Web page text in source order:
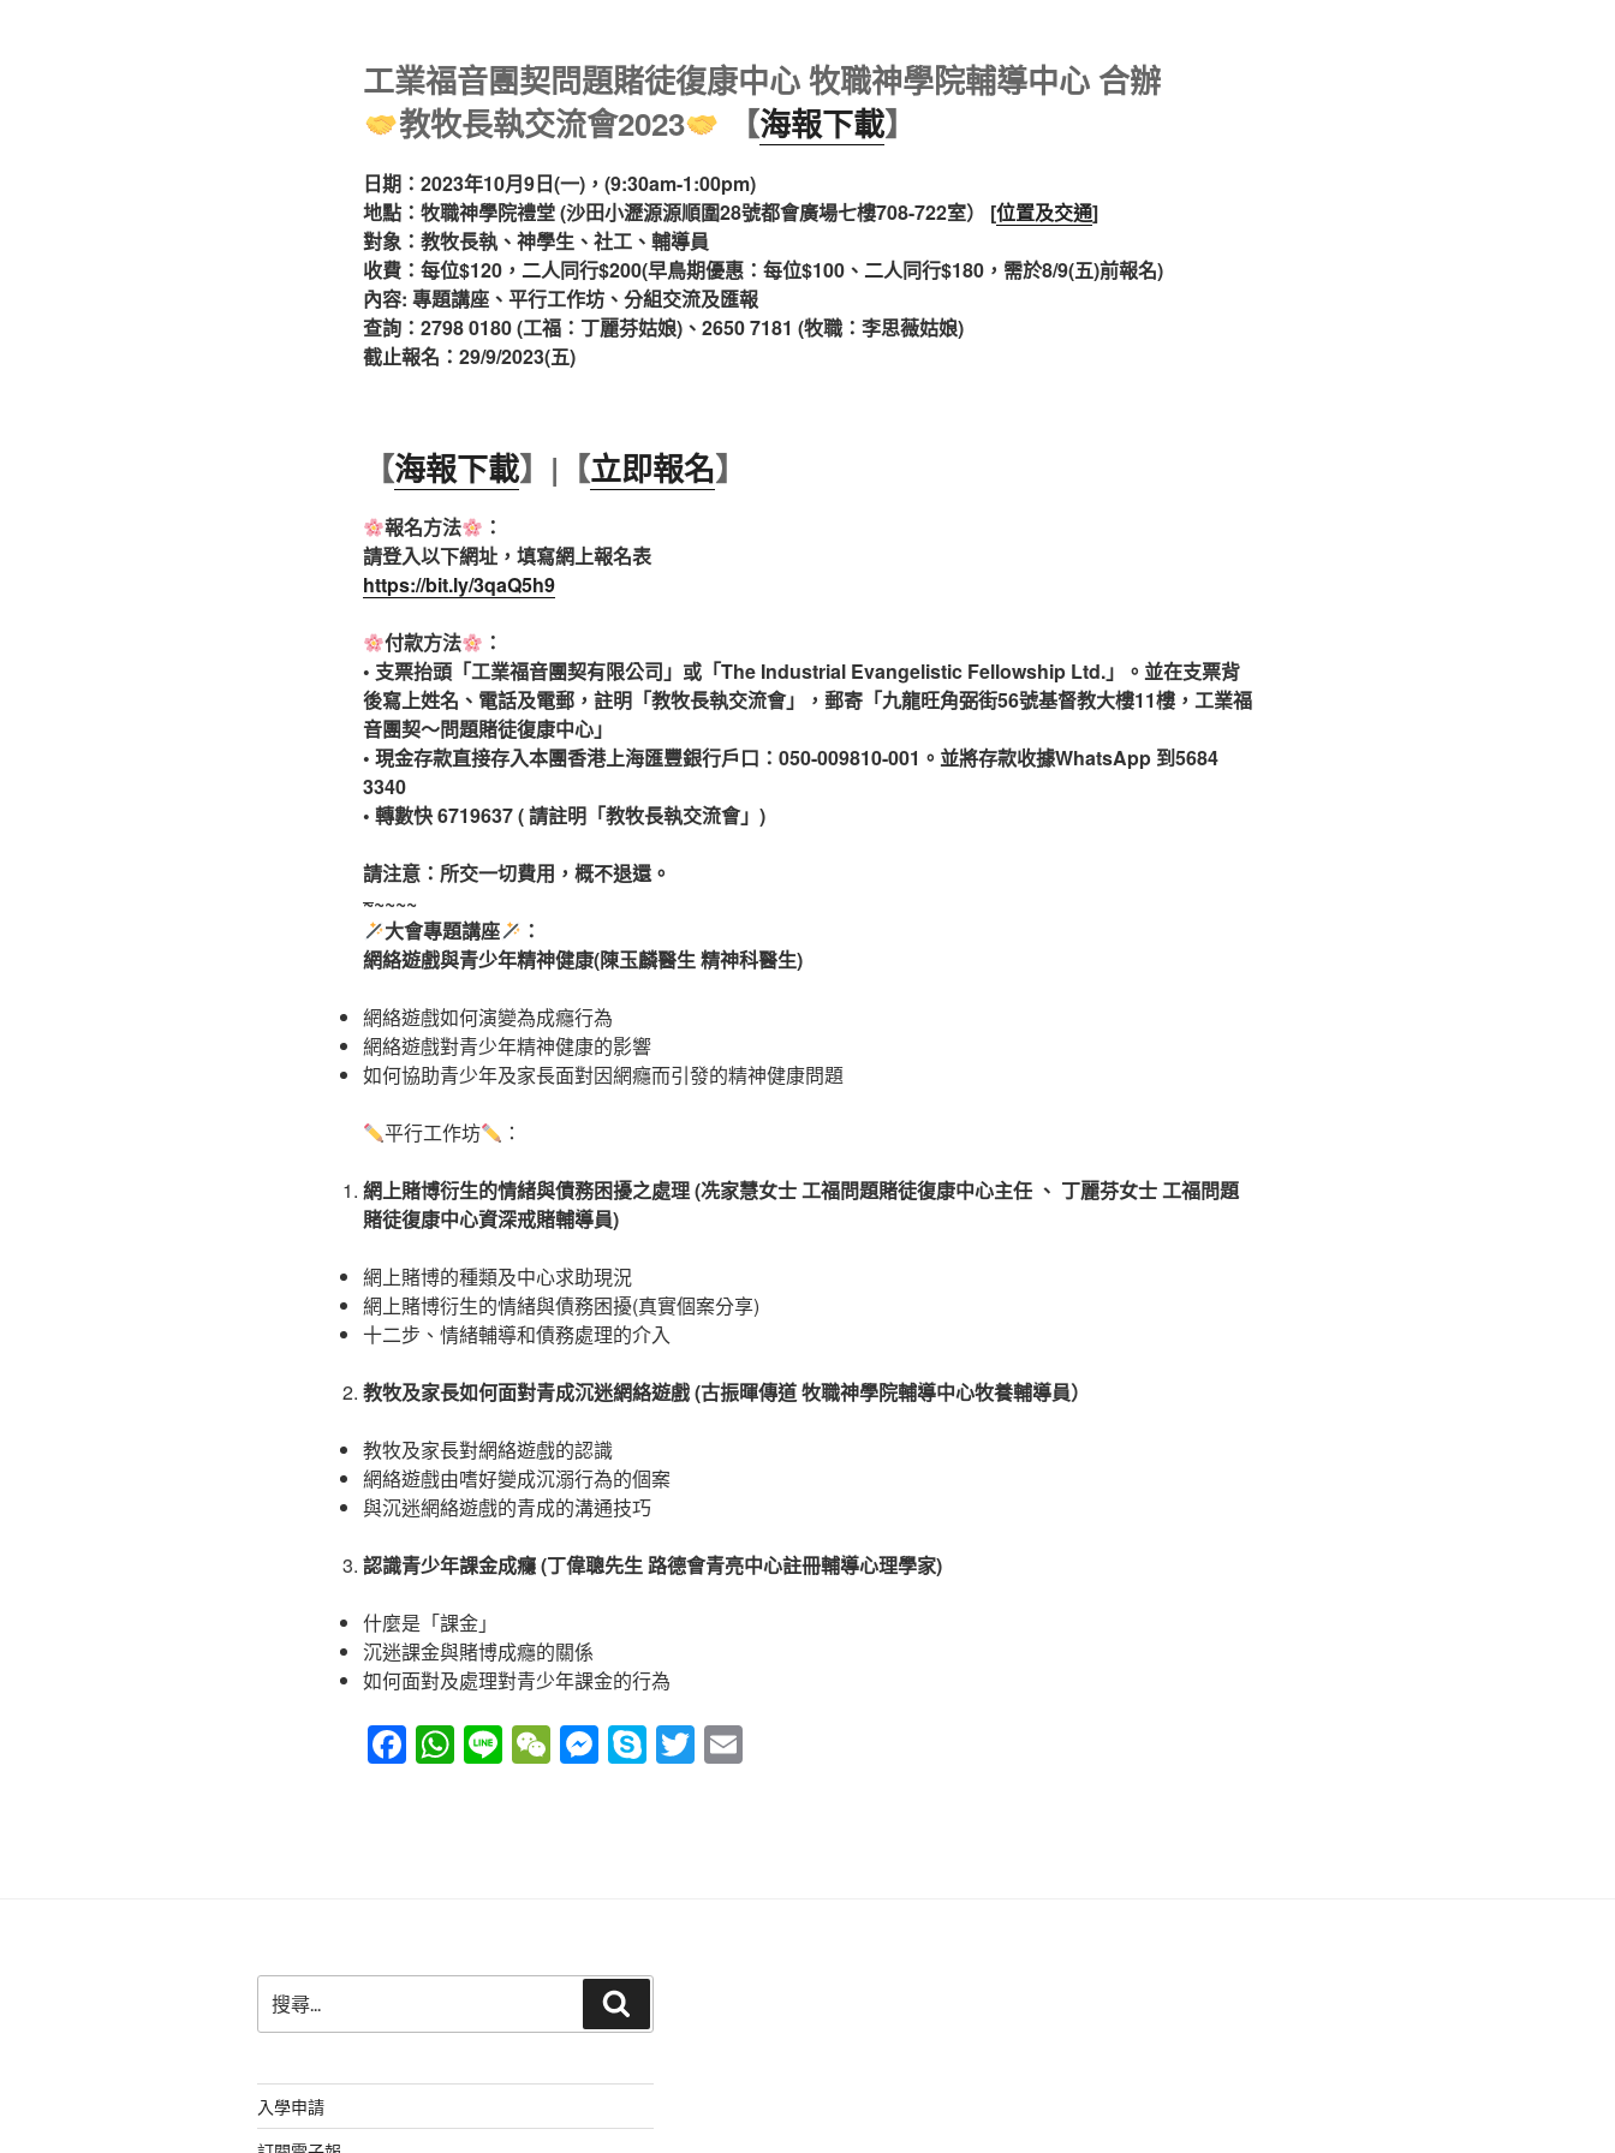
工業福音團契問題賭徒復康中心 牧職神學院輔導中心 合辦
教牧長執交流會2023
【海報下載】
日期：2023年10月9日(一)，(9:30am-1:00pm)
地點：牧職神學院禮堂 (沙田小瀝源源順圍28號都會廣場七樓708-722室） [位置及交通]
對象：教牧長執、神學生、社工、輔導員
收費：每位$120，二人同行$200(早鳥期優惠：每位$100、二人同行$180，需於8/9(五)前報名)
內容: 專題講座、平行工作坊、分組交流及匯報
查詢：2798 0180 (工福：丁麗芬姑娘)、2650 7181 (牧職：李思薇姑娘)
截止報名：29/9/2023(五)
【海報下載】|【立即報名】
報名方法
：
請登入以下網址，填寫網上報名表
https://bit.ly/3qaQ5h9
付款方法
：
• 支票抬頭「工業福音團契有限公司」或「The Industrial Evangelistic Fellowship Ltd.」。並在支票背
後寫上姓名、電話及電郵，註明「教牧長執交流會」，郵寄「九龍旺角弼街56號基督教大樓11樓，工業福
音團契～問題賭徒復康中心」
• 現金存款直接存入本團香港上海匯豐銀行戶口：050-009810-001。並將存款收據WhatsApp 到5684
3340
• 轉數快 6719637 ( 請註明「教牧長執交流會」)
請注意：所交一切費用，概不退還。
~~~~~
大會專題講座
：
網絡遊戲與青少年精神健康(陳玉麟醫生 精神科醫生)
網絡遊戲如何演變為成癮行為
網絡遊戲對青少年精神健康的影響
如何協助青少年及家長面對因網癮而引發的精神健康問題
平行工作坊 ：
網上賭博衍生的情緒與債務困擾之處理 (冼家慧女士 工福問題賭徒復康中心主任 、 丁麗芬女士 工福問題
賭徒復康中心資深戒賭輔導員)
網上賭博的種類及中心求助現況
網上賭博衍生的情緒與債務困擾(真實個案分享)
十二步、情緒輔導和債務處理的介入
教牧及家長如何面對青成沉迷網絡遊戲 (古振暉傳道 牧職神學院輔導中心牧養輔導員）
教牧及家長對網絡遊戲的認識
網絡遊戲由嗜好變成沉溺行為的個案
與沉迷網絡遊戲的青成的溝通技巧
認識青少年課金成癮 (丁偉聰先生 路德會青亮中心註冊輔導心理學家)
什麼是「課金」
沉迷課金與賭博成癮的關係
如何面對及處理對青少年課金的行為
F
a
o
W
h
p
Li
n
W
e
M
e
er
S
ky
T
wi
尋
關
字:
尋
入學申請